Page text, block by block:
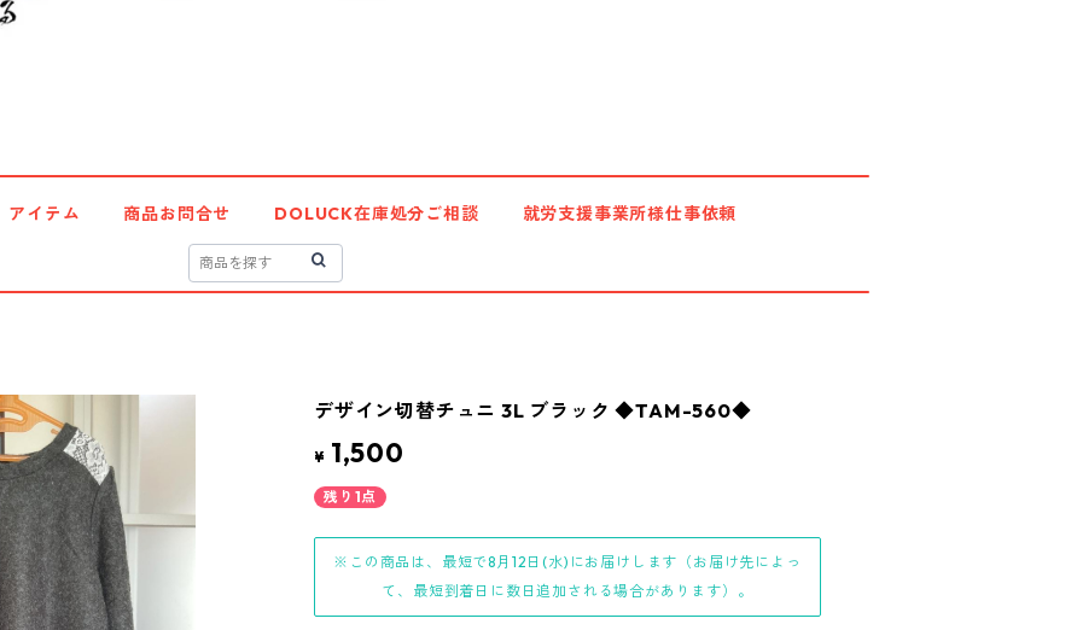
アイテム 商品お問合せ DOLUCK在庫処分ご相談 就労支援事業所様仕事依頼
デザイン切替チュニ 3L ブラック ◆TAM-560◆
¥ 1,500
残り1点
※この商品は、最短で8月12日(水)にお届けします（お届け先によっ
て、最短到着日に数日追加される場合があります）。